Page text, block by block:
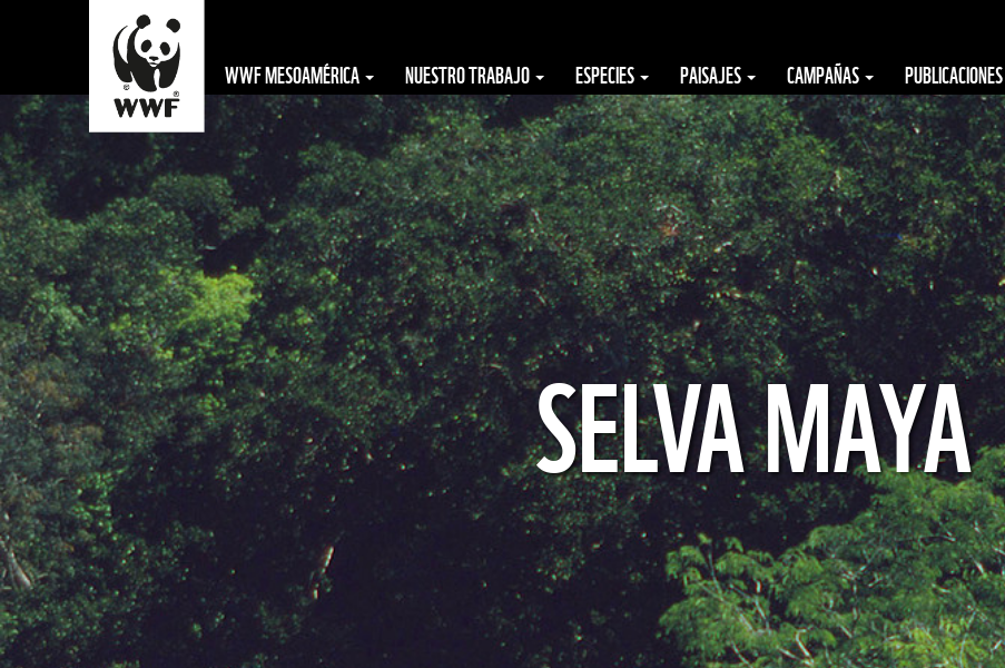
The WWF is run
at a local level
by the following
offices...
WWF MESOAMÉRICA NUESTRO TRABAJO ESPECIES PAISAJES CAMPAÑAS PUBLICACIONES
SELVA MAYA